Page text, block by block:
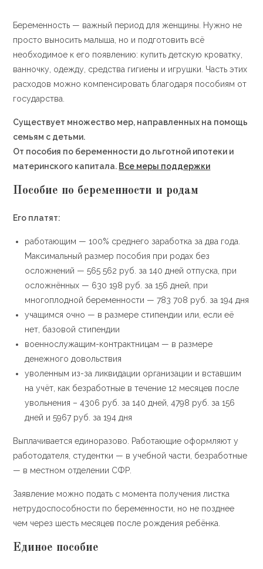
Беременность — важный период для женщины. Нужно не
просто выносить малыша, но и подготовить всё
необходимое к его появлению: купить детскую кроватку,
ванночку, одежду, средства гигиены и игрушки. Часть этих
расходов можно компенсировать благодаря пособиям от
государства.
Существует множество мер, направленных на помощь
семьям с детьми.
От пособия по беременности до льготной ипотеки и
материнского капитала. Все меры поддержки
Пособие по беременности и родам
Его платят:
работающим — 100% среднего заработка за два года.
Максимальный размер пособия при родах без
осложнений — 565 562 руб. за 140 дней отпуска, при
осложнённых — 630 198 руб. за 156 дней, при
многоплодной беременности — 783 708 руб. за 194 дня
учащимся очно — в размере стипендии или, если её
нет, базовой стипендии
военнослужащим-контрактницам — в размере
денежного довольствия
уволенным из-за ликвидации организации и вставшим
на учёт, как безработные в течение 12 месяцев после
увольнения – 4306 руб. за 140 дней, 4798 руб. за 156
дней и 5967 руб. за 194 дня
Выплачивается единоразово. Работающие оформляют у
работодателя, студентки — в учебной части, безработные
— в местном отделении СФР.
Заявление можно подать с момента получения листка
нетрудоспособности по беременности, но не позднее
чем через шесть месяцев после рождения ребёнка.
Единое пособие